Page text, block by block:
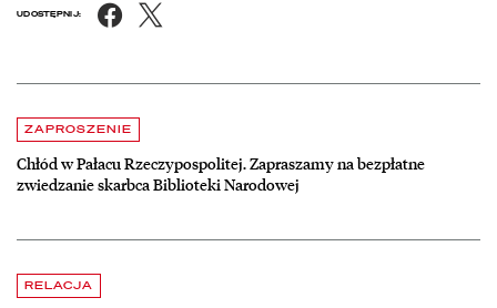
UDOSTĘPNIJ: Facebook
Aktualności
ZAPROSZENIE
Chłód w Pałacu Rzeczypospolitej. Zapraszamy na bezpłatne
zwiedzanie skarbca Biblioteki Narodowej
czytaj więcej o Chłód w Pałacu Rzeczypospolitej. Zapraszamy na
RELACJA
czytaj więcej o Dyrektor BN otrzymał Nagrodę m. st. Warszawy